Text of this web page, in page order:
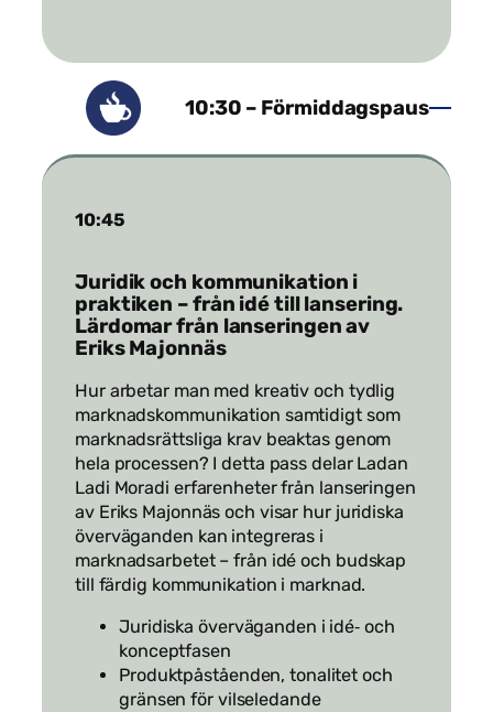
10:30 – Förmiddagspaus
10:45
Juridik och kommunikation i
praktiken – från idé till lansering.
Lärdomar från lanseringen av
Eriks Majonnäs
Hur arbetar man med kreativ och tydlig
marknadskommunikation samtidigt som
marknadsrättsliga krav beaktas genom
hela processen? I detta pass delar Ladan
Ladi Moradi erfarenheter från lanseringen
av Eriks Majonnäs och visar hur juridiska
överväganden kan integreras i
marknadsarbetet – från idé och budskap
till färdig kommunikation i marknad.
Juridiska överväganden i idé‑ och
konceptfasen
Produktpåståenden, tonalitet och
gränsen för vilseledande